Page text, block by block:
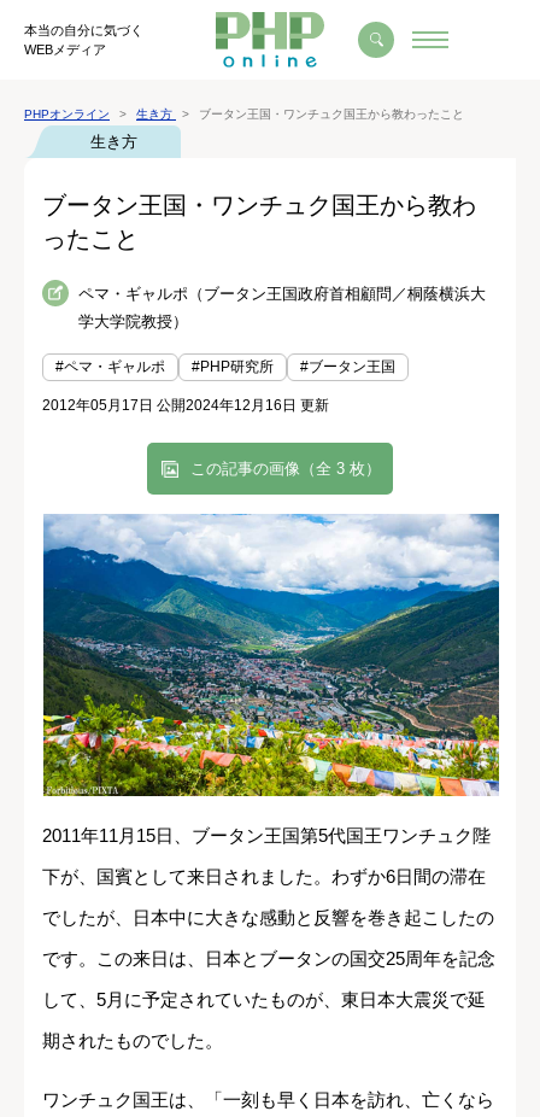
本当の自分に気づく
WEBメディア
PHPオンライン 生き方 ブータン王国・ワンチュク国王から教わったこと
生き方
ブータン王国・ワンチュク国王から教わ
ったこと
ペマ・ギャルポ（ブータン王国政府首相顧問／桐蔭横浜大
学大学院教授）
#ペマ・ギャルポ #PHP研究所 #ブータン王国
2012年05月17日 公開2024年12月16日 更新
この記事の画像（全 3 枚）
2011年11月15日、ブータン王国第5代国王ワンチュク陛
下が、国賓として来日されました。わずか6日間の滞在
でしたが、日本中に大きな感動と反響を巻き起こしたの
です。この来日は、日本とブータンの国交25周年を記念
して、5月に予定されていたものが、東日本大震災で延
期されたものでした。
ワンチュク国王は、「一刻も早く日本を訪れ、亡くなら